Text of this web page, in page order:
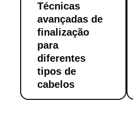
Técnicas
avançadas de
finalização
para
diferentes
tipos de
cabelos